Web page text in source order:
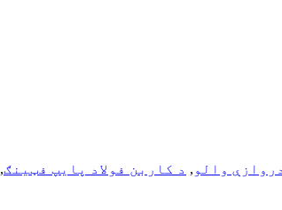
والو , د کاربن فولاد پایپ فټینګ,